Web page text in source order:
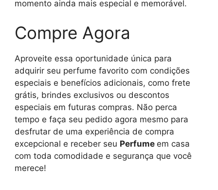
momento ainda mais especial e memorável.
Compre Agora
Aproveite essa oportunidade única para
adquirir seu perfume favorito com condições
especiais e benefícios adicionais, como frete
grátis, brindes exclusivos ou descontos
especiais em futuras compras. Não perca
tempo e faça seu pedido agora mesmo para
desfrutar de uma experiência de compra
excepcional e receber seu Perfume em casa
com toda comodidade e segurança que você
merece!